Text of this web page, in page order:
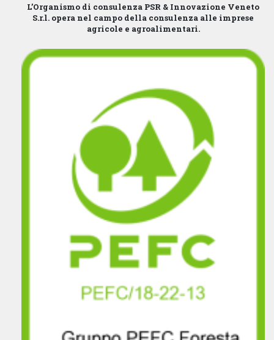
L’Organismo di consulenza PSR & Innovazione Veneto
S.r.l. opera nel campo della consulenza alle imprese
agricole e agroalimentari.